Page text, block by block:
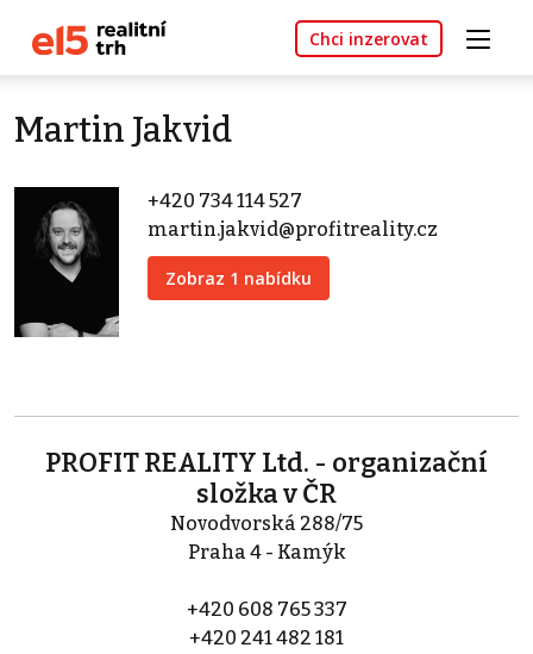
Chci inzerovat
Martin Jakvid
+420 734 114 527
martin.jakvid@profitreality.cz
Zobraz 1 nabídku
PROFIT REALITY Ltd. - organizační
složka v ČR
Novodvorská 288/75
Praha 4 - Kamýk
+420 608 765 337
+420 241 482 181